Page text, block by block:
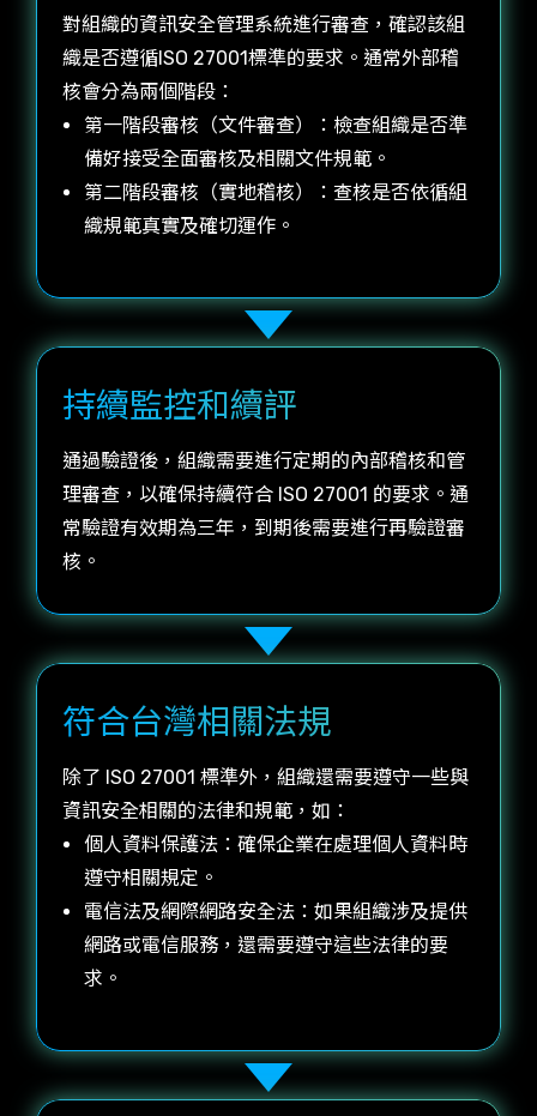
對組織的資訊安全管理系統進行審查，確認該組
織是否遵循ISO 27001標準的要求。通常外部稽
核會分為兩個階段：
第一階段審核（文件審查）：檢查組織是否準
備好接受全面審核及相關文件規範。
第二階段審核（實地稽核）：查核是否依循組
織規範真實及確切運作。
持續監控和續評
通過驗證後，組織需要進行定期的內部稽核和管
理審查，以確保持續符合 ISO 27001 的要求。通
常驗證有效期為三年，到期後需要進行再驗證審
核。
符合台灣相關法規
除了 ISO 27001 標準外，組織還需要遵守一些與
資訊安全相關的法律和規範，如：
個人資料保護法：確保企業在處理個人資料時
遵守相關規定。
電信法及網際網路安全法：如果組織涉及提供
網路或電信服務，還需要遵守這些法律的要
求。